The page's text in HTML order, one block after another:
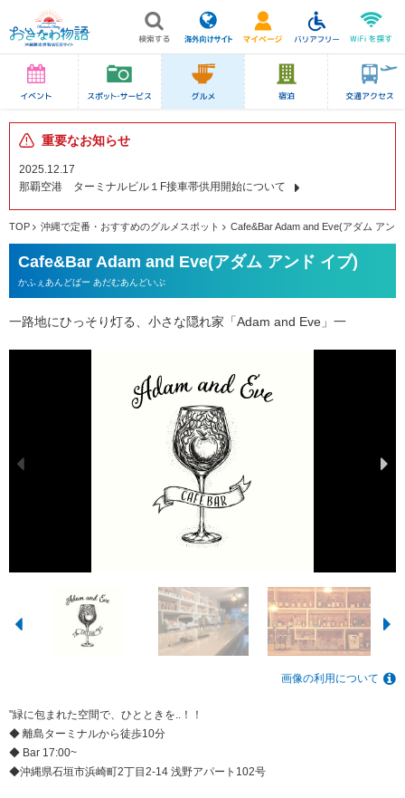
重要なお知らせ
2025.12.17
那覇空港 ターミナルビル１F接車帯供用開始について
TOP 沖縄で定番・おすすめのグルメスポット Cafe&Bar Adam and Eve(アダム アン
Cafe&Bar Adam and Eve(アダム アンド イブ)
かふぇあんどばー あだむあんどいぶ
一路地にひっそり灯る、小さな隠れ家「Adam and Eve」一
画像の利用について
"緑に包まれた空間で、ひとときを..！！
◆ 離島ターミナルから徒歩10分
◆ Bar 17:00~
◆沖縄県石垣市浜崎町2丁目2-14 浅野アパート102号